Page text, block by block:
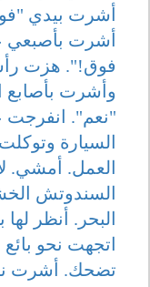
أشرت بيدي
أشرت بأصبعي
فوق!". هزت
وأشرت بأصابع
"نعم".
السيارة
العمل. أمشي.
السندوتش
البحر. أنظر
اتجهت نحو
تضحك. أشرت